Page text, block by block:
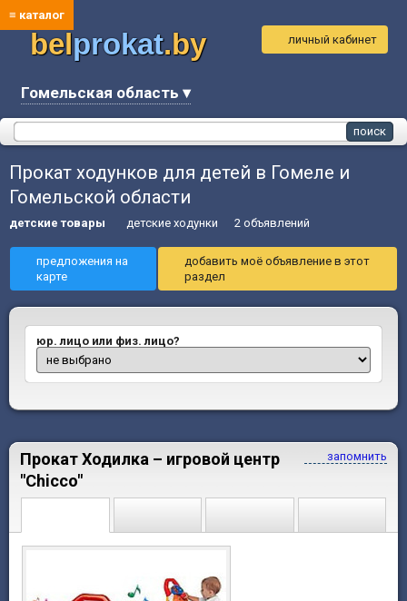
≡ каталог
belprokat.by
Гомельская область ▾
личный кабинет
Прокат ходунков для детей в Гомеле и
Гомельской области
детские товары детские ходунки 2 объявлений
предложения на
карте
добавить моё объявление в этот
раздел
юр. лицо или физ. лицо?
запомнить
Прокат Ходилка – игровой центр
"Chicco"